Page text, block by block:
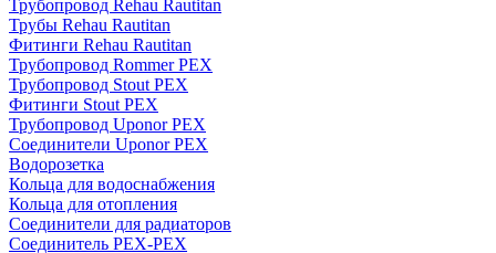
Трубопровод Rehau Rautitan
Трубы Rehau Rautitan
Фитинги Rehau Rautitan
Трубопровод Rommer PEX
Трубопровод Stout PEX
Фитинги Stout PEX
Трубопровод Uponor PEX
Соединители Uponor PEX
Водорозетка
Кольца для водоснабжения
Кольца для отопления
Соединители для радиаторов
Соединитель PEX-PEX